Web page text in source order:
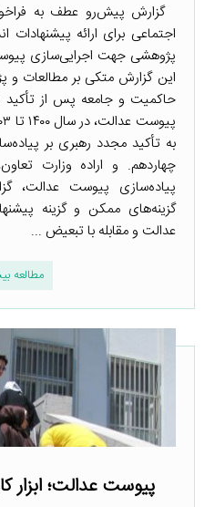
گزارش پیش‌رو عطف به
اجتماعی برای ارائه
پژوهشی جهت اجرایی‌سازی
این گزارش متکی بر مطالعات و
حاکمیت و جامعه پس از
به تأکید مجدد رهبری بر
چهاردهم. و اراده وزارت
پیاده‌سازی پیوست عدالت،
گزینه‌های ممکن و گزینه
عدالت و مقابله با تبعیض ...
مطالعه
پیوست عدالت؛ ابزار